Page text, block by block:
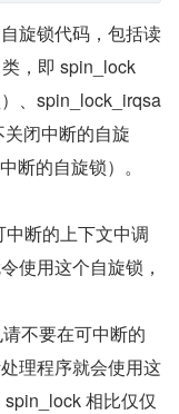
旋锁代码，包括读
，即 spin_lock
、spin_lock_irqsa
闭中断的自旋
断的自旋锁）。
断的上下文中调
使用这个自旋锁，
不要在可中断的
理程序就会使用这
相比仅仅